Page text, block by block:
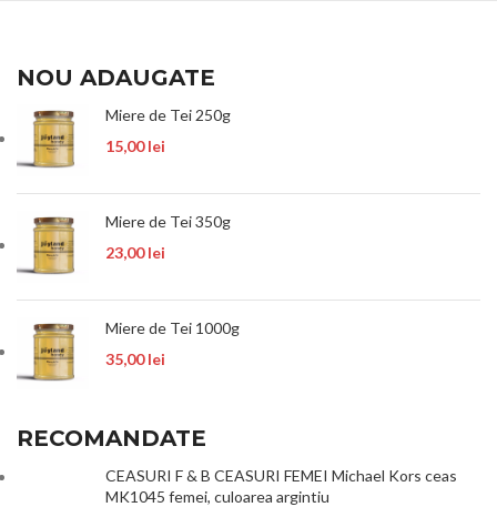
NOU ADAUGATE
Miere de Tei 250g
15,00lei
Miere de Tei 350g
23,00lei
Miere de Tei 1000g
35,00lei
RECOMANDATE
CEASURI F & B CEASURI FEMEI Michael Kors ceas
MK1045 femei, culoarea argintiu